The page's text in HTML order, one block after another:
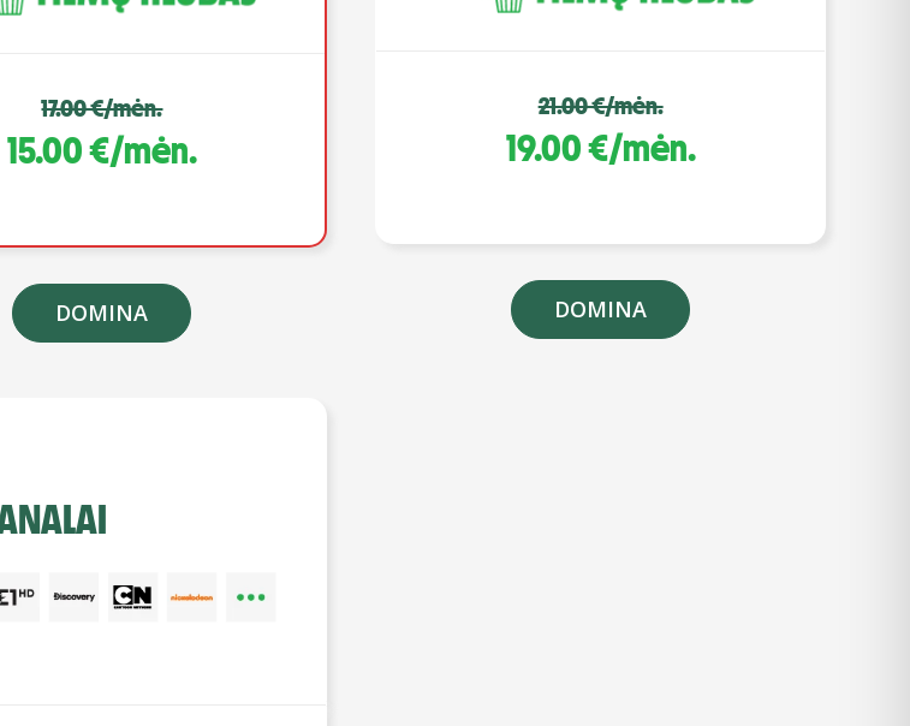
17.00 €/mėn.
15.00 €/mėn.
DOMINA
21.00 €/mėn.
19.00 €/mėn.
DOMINA